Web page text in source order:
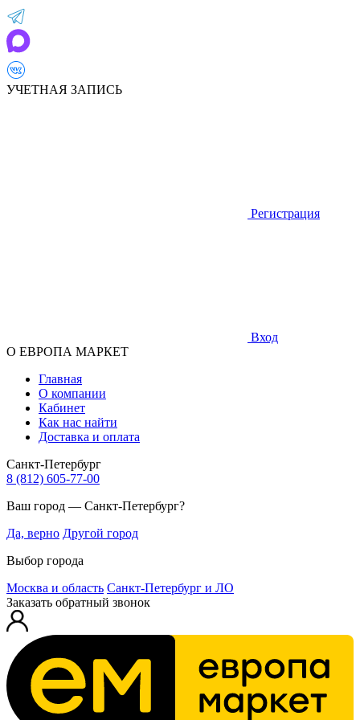
УЧЕТНАЯ ЗАПИСЬ
Регистрация
Вход
О ЕВРОПА МАРКЕТ
Главная
О компании
Кабинет
Как нас найти
Доставка и оплата
Санкт-Петербург
8 (812) 605-77-00
Ваш город — Санкт-Петербург?
Да, верно Другой город
Выбор города
Москва и область Санкт-Петербург и ЛО
Заказать обратный звонок